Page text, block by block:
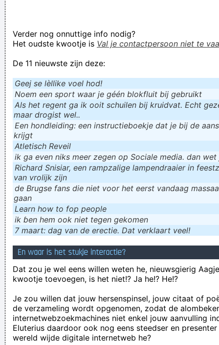
Verder nog onnuttige info nodig?
Het oudste kwootje is Val je contactpersoon niet te
De 11 nieuwste zijn deze:
Geej se lèllike voel hod!
Noem een sport waar je géén blokfluit bij gebruikt
Als het regent ga ik ooit schuilen bij kruidvat. Echt
maar drogist wel..
Een hondleiding: een instructieboekje dat je bij de
krijgt
Atletisch Reveil
ik ga even niks meer zegen op Sociale media. dan
Richard Snisiar, een rampzalige lampendraaier in
van vrolijk zijn
de Brugse fans die niet voor het eerst vandaag
gaan
Learn how to fop people
ik ɓen hem ook niet tegen gekomen
7 maart: dag van de erectie. Dat verklaart veel!
En waar is het stukje interactie?
Dat zou je wel eens willen weten he, nieuwsgierig
kwootje toevoegen, is het niet!? Ja he!? He!?
Je zou willen dat jouw hersenspinsel, jouw citaat of
de verzameling wordt opgenomen, zodat de
internetwebzoekmachines niet enkel jouw aanvulling
Eluterius daardoor ook nog eens steedser en
wereld wijde digitale internetweb he?